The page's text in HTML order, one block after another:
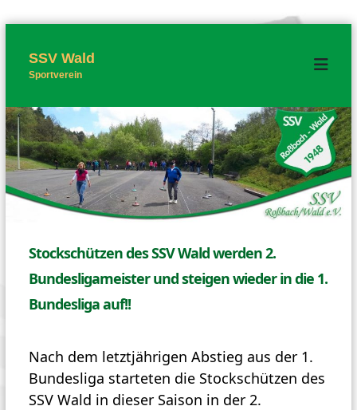
l
t
s
p
r
i
n
g
SSV Wald
Sportverein
Stockschützen des SSV Wald werden 2.
Bundesligameister und steigen wieder in die 1.
Bundesliga auf!!
Nach dem letztjährigen Abstieg aus der 1.
Bundesliga starteten die Stockschützen des
SSV Wald in dieser Saison in der 2.